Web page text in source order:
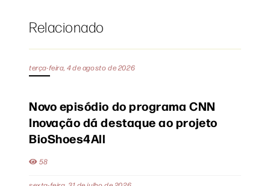
Relacionado
terça-feira, 4 de agosto de 2026
Novo episódio do programa CNN
Inovação dá destaque ao projeto
BioShoes4All
58